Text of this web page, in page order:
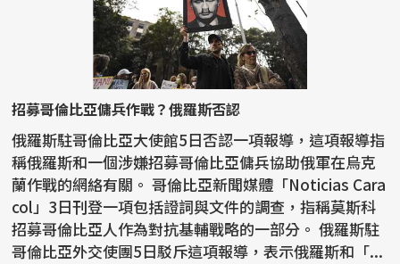
招募哥倫比亞傭兵作戰？俄羅斯否認
俄羅斯駐哥倫比亞大使館5日否認一項報導，這項報導指
稱俄羅斯和一個涉嫌招募哥倫比亞傭兵協助俄軍在烏克
蘭作戰的網絡有關。 哥倫比亞新聞媒體「Noticias Cara
col」3日刊登一項包括證詞與文件的調查，指稱莫斯科
招募哥倫比亞人作為對抗基輔戰略的一部分。 俄羅斯駐
哥倫比亞外交使團5日駁斥這項報導，表示俄羅斯和「...